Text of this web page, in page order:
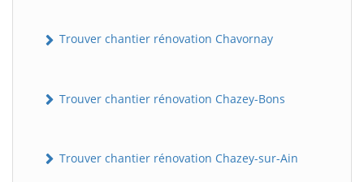
Trouver chantier rénovation Chavornay
Trouver chantier rénovation Chazey-Bons
Trouver chantier rénovation Chazey-sur-Ain